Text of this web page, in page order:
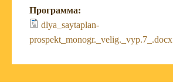
Программа:
dlya_saytaplan-
prospekt_monogr._velig._vyp.7_.docx